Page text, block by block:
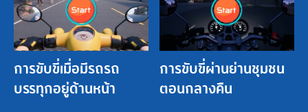
การขับขี่เมื่อมีรถรถ
บรรทุกอยู่ด้านหน้า
การขับขี่ผ่านย่านชุมชน
ตอนกลางคืน